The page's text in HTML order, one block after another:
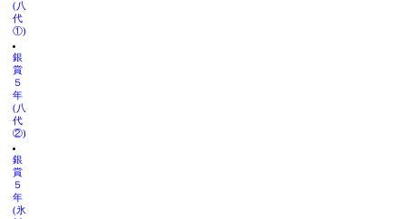
(八
代
①)
銀
賞
５
年
(八
代
②)
銀
賞
５
年
(氷